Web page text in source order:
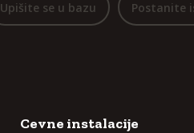
Upišite se u bazu Postanite
Cevne instalacije